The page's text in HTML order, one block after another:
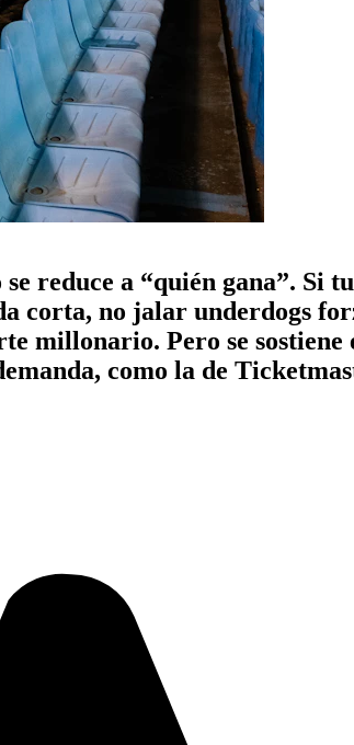
reduce a “quién gana”. Si
no jalar underdogs
millonario. Pero se sostiene
como la de